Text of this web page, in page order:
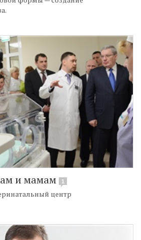
и мамам 1
центр